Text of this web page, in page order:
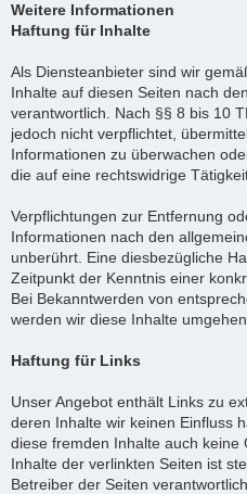
Weitere Informationen
Haftung für Inhalte
Als Diensteanbieter sind wir
Inhalte auf diesen Seiten nach
verantwortlich. Nach §§ 8 bis 10
jedoch nicht verpflichtet,
Informationen zu überwachen
die auf eine rechtswidrige
Verpflichtungen zur Entfernung
Informationen nach den
unberührt. Eine diesbezügliche
Zeitpunkt der Kenntnis einer
Bei Bekanntwerden von
werden wir diese Inhalte
Haftung für Links
Unser Angebot enthält Links zu
deren Inhalte wir keinen Einfluss
diese fremden Inhalte auch
Inhalte der verlinkten Seiten ist
Betreiber der Seiten